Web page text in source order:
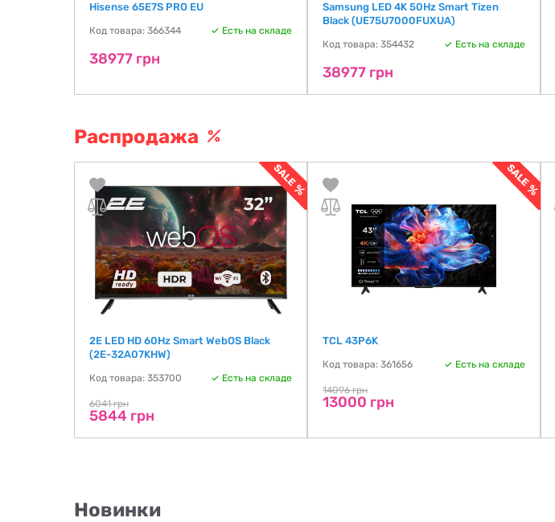
Hisense 65E7S PRO EU
Код товара: 366344 Есть на складе
38977 грн
Samsung LED 4K 50Hz Smart Tizen
Black (UE75U7000FUXUA)
Код товара: 354432 Есть на складе
38977 грн
Распродажа
2E LED HD 60Hz Smart WebOS Black
(2E-32A07KHW)
Код товара: 353700 Есть на складе
6041 грн
5844 грн
TCL 43P6K
Код товара: 361656 Есть на складе
14096 грн
13000 грн
Новинки